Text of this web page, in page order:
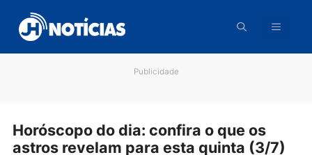
para
conteúdo
Horóscopo do dia: confira o que os